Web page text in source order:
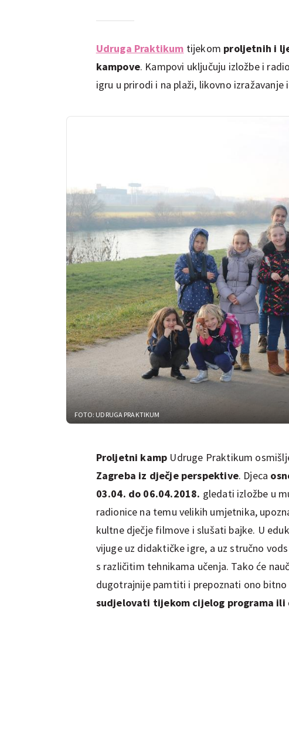
Udruga Praktikum tijekom proljetnih i
kampove. Kampovi uključuju izložbe i
igru u prirodi i na plaži, likovno
FOTO: UDRUGA PRAKTIKUM
Proljetni kamp Udruge Praktikum
Zagreba iz dječje perspektive. Djeca
03.04. do 06.04.2018. gledati izložbe u
radionice na temu velikih umjetnika,
kultne dječje filmove i slušati bajke. U
vijuge uz didaktičke igre, a uz stručno
s različitim tehnikama učenja. Tako će
dugotrajnije pamtiti i prepoznati ono
sudjelovati tijekom cijelog programa ili